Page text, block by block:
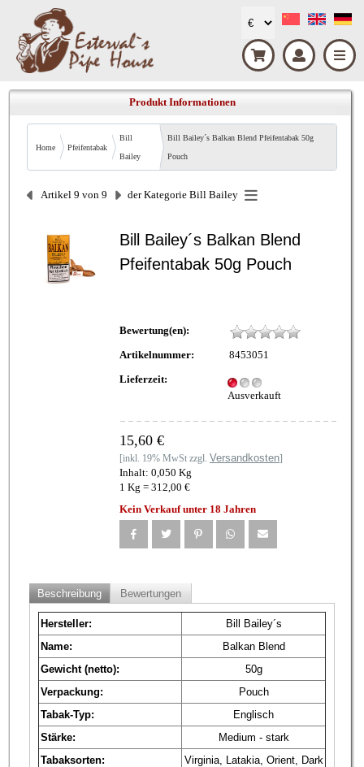
Produkt Informationen
Home Pfeifentabak
Bill
Bailey
Bill Bailey´s Balkan Blend Pfeifentabak 50g
Pouch
Artikel 9 von 9 der Kategorie Bill Bailey
Bill Bailey´s Balkan Blend
Pfeifentabak 50g Pouch
Bewertung(en):
Artikelnummer:
8453051
Lieferzeit:
Ausverkauft
15,60 €
[inkl. 19% MwSt zzgl. Versandkosten]
Inhalt: 0,050 Kg
1 Kg = 312,00 €
Kein Verkauf unter 18 Jahren
Beschreibung Bewertungen
Hersteller:
Bill Bailey´s
Name:
Balkan Blend
Gewicht (netto):
50g
Verpackung:
Pouch
Tabak-Typ:
Englisch
Stärke:
Medium - stark
Tabaksorten:
Virginia, Latakia, Orient, Dark